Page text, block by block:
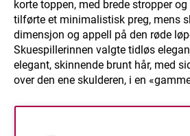
korte toppen, med brede stropper
tilførte et minimalistisk preg, mens
dimensjon og appell på den røde
Skuespillerinnen valgte tidløs
elegant, skinnende brunt hår, med
over den ene skulderen, i en